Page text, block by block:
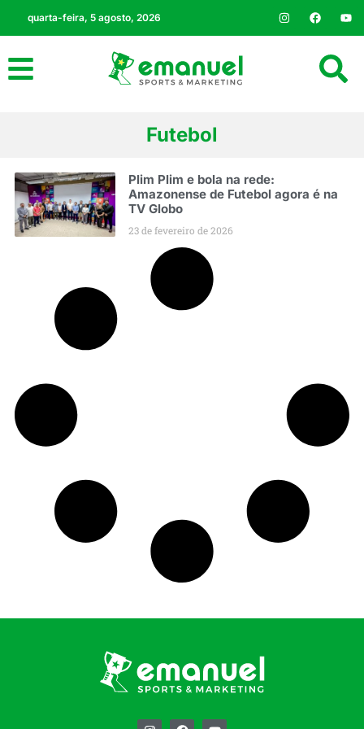
quarta-feira, 5 agosto, 2026
Futebol
Plim Plim e bola na rede:
Amazonense de Futebol agora é na
TV Globo
23 de fevereiro de 2026